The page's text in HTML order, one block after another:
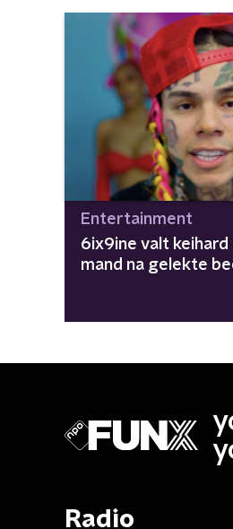
Entertainment
6ix9ine valt keihard
mand na gelekte
Radio